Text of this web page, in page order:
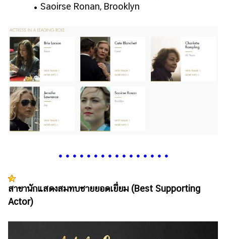
• Saoirse Ronan, Brooklyn
• • • • • • • • • • • • • • • •
สาขานักแสดงสมทบชายยอดเยี่ยม (Best Supporting
Actor)